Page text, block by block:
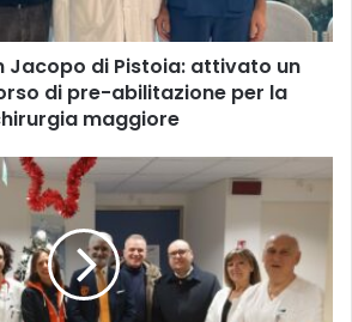
Jacopo di Pistoia: attivato un
di pre-abilitazione per la
maggiore